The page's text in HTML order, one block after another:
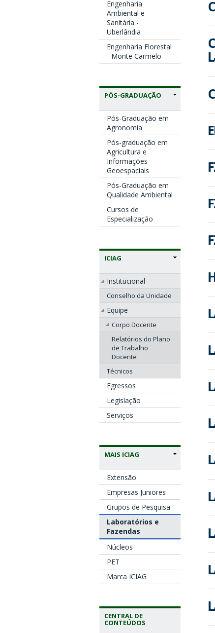
Engenharia
Ambiental e
Sanitária -
Uberlândia
Engenharia Florestal
- Monte Carmelo
PÓS-GRADUAÇÃO
Pós-Graduação em
Agronomia
Pós-graduação em
Agricultura e
Informações
Geoespaciais
Pós-Graduação em
Qualidade Ambiental
Cursos de
Especialização
ICIAG
Institucional
Conselho da Unidade
Equipe
Corpo Docente
Relatórios do Plano
de Trabalho
Docente
Técnicos
Egressos
Legislação
Serviços
MAIS ICIAG
Extensão
Empresas Juniores
Grupos de Pesquisa
Laboratórios e
Fazendas
Núcleos
PET
Marca ICIAG
CENTRAL DE
CONTEÚDOS